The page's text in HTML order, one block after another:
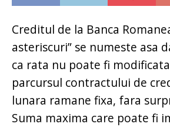
Creditul de la Banca
asteriscuri” se numeste asa
ca rata nu poate fi
parcursul contractului de
lunara ramane fixa, fara
Suma maxima care poate fi